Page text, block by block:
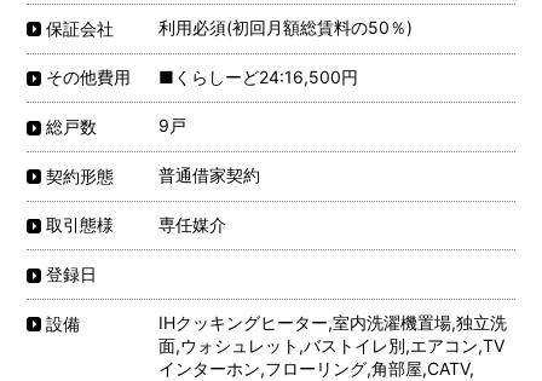
保証会社 利用必須(初回月額総賃料の50％)
その他費用 ■くらしーど24:16,500円
総戸数 9戸
契約形態 普通借家契約
取引態様 専任媒介
登録日
設備
IHクッキングヒーター,室内洗濯機置場,独立洗
面,ウォシュレット,バストイレ別,エアコン,TV
インターホン,フローリング,角部屋,CATV,